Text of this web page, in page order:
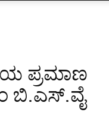
ಪ್ರಮಾಣ
ಬಿ.ಎಸ್.ವೈ